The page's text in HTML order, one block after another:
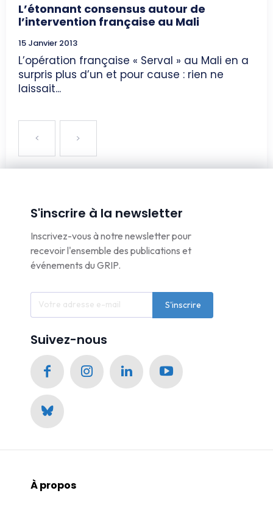
L’étonnant consensus autour de
l’intervention française au Mali
15 Janvier 2013
L’opération française « Serval » au Mali en a
surpris plus d’un et pour cause : rien ne
laissait...
S'inscrire à la newsletter
Inscrivez-vous à notre newsletter pour
recevoir l'ensemble des publications et
événements du GRIP.
S'inscrire
Suivez-nous
À propos